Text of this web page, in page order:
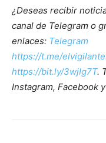
¿Deseas recibir
canal de Telegram o
enlaces: Telegram
https://t.me/
https://bit.ly/3wjIg7T.
Instagram, Facebook